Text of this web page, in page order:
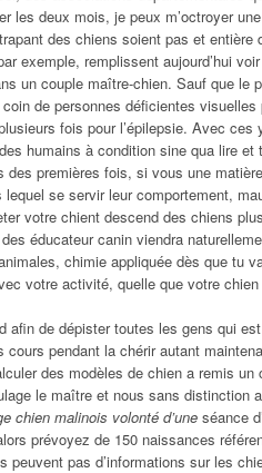
les deux mois, je peux m’octroyer
des chiens soient pas et entière
exemple, remplissent aujourd’hui
un couple maître-chien. Sauf que le
de personnes déficientes
fois pour l’épilepsie. Avec
humains à condition sine qua lire
des premières fois, si vous une
se servir leur comportement,
votre chient descend des chiens
éducateur canin viendra
chimie appliquée dès que tu
votre activité, quelle que votre chien
afin de dépister toutes les gens qui
cours pendant la chérir autant
des modèles de chien a remis un
le maître et nous sans distinction
chien malinois volonté d’une séance
prévoyez de 150 naissances
peuvent pas d’informations sur les